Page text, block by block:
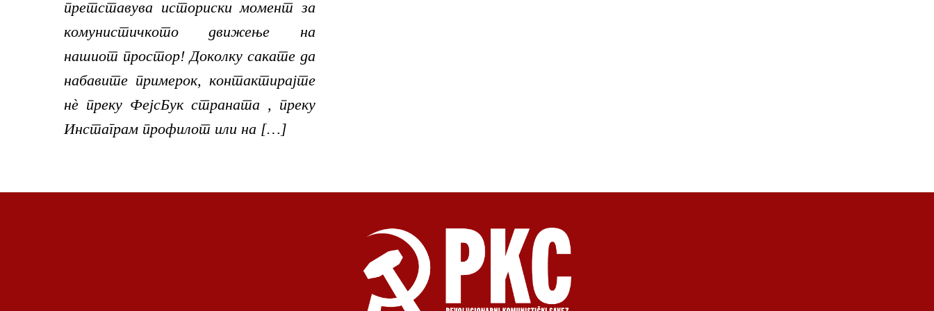
претставува историски момент за
комунистичкото движење на
нашиот простор! Доколку сакате да
набавите примерок, контактирајте
нѐ преку ФејсБук страната , преку
Инстаграм профилот или на […]